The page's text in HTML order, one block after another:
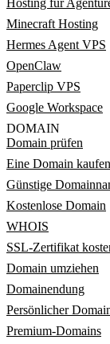
Hosting für
Minecraft Hosting
Hermes Agent VPS
OpenClaw
Paperclip VPS
Google Workspace
DOMAIN
Domain prüfen
Eine Domain kaufen
Günstige
Kostenlose Domain
WHOIS
SSL-Zertifikat
Domain umziehen
Domainendung
Persönlicher
Premium-Domains